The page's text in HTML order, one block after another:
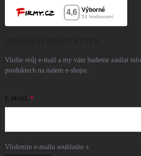
Vložte svůj e-mail a my vám budeme zasílat
produktech na našem e-shopu.
E-MAIL
Vložením e-mailu souhlasíte s